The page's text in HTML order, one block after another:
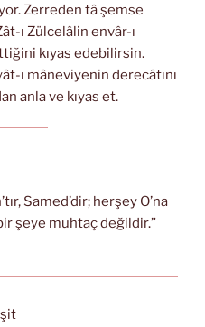
Zerreden tâ şemse
ı Zülcelâlin envâr-ı
kıyas edebilirsin.
ı mâneviyenin derecâtını
anla ve kıyas et.
Samed’dir; herşey O’na
şeye muhtaç değildir.”